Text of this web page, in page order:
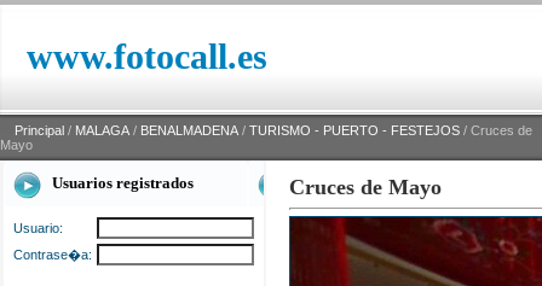
www.fotocall.es
Principal / MALAGA / BENALMADENA / TURISMO - PUERTO - FESTEJOS / Cruces de
Mayo
Usuarios registrados
Usuario:
Contrase�a:
Cruces de Mayo